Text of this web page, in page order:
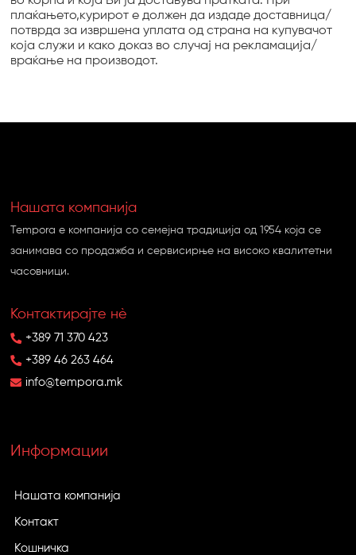
плаќањето,курирот е должен да издаде доставница/
потврда за извршена уплата од страна на купувачот
која служи и како доказ во случај на рекламација/
враќање на производот.
Нашата компанија
Tempora e компанија со семејна традиција од 1954 која се
занимава со продажба и сервисирње на високо квалитетни
часовници.
Контактирајте нѐ
+389 71 370 423
+389 46 263 464
info@tempora.mk
Информации
Нашата компанија
Контакт
Кошничка